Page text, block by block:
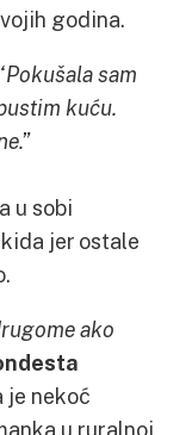
godina.
“Pokušala sam
kuću.
u sobi
jer ostale
ako
je nekoć
u ruralnoj